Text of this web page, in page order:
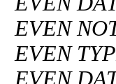
EVEN
EVEN
EVEN